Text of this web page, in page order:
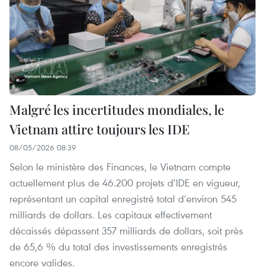
Malgré les incertitudes mondiales, le
Vietnam attire toujours les IDE
08/05/2026 08:39
Selon le ministère des Finances, le Vietnam compte
actuellement plus de 46.200 projets d’IDE en vigueur,
représentant un capital enregistré total d’environ 545
milliards de dollars. Les capitaux effectivement
décaissés dépassent 357 milliards de dollars, soit près
de 65,6 % du total des investissements enregistrés
encore valides.